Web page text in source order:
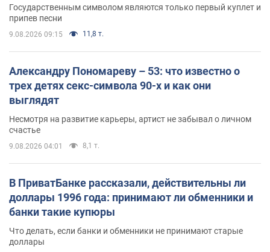
Государственным символом являются только первый куплет и
припев песни
9.08.2026 09:15 11,8 т.
Александру Пономареву – 53: что известно о
трех детях секс-символа 90-х и как они
выглядят
Несмотря на развитие карьеры, артист не забывал о личном
счастье
9.08.2026 04:01 8,1 т.
В ПриватБанке рассказали, действительны ли
доллары 1996 года: принимают ли обменники и
банки такие купюры
Что делать, если банки и обменники не принимают старые
доллары